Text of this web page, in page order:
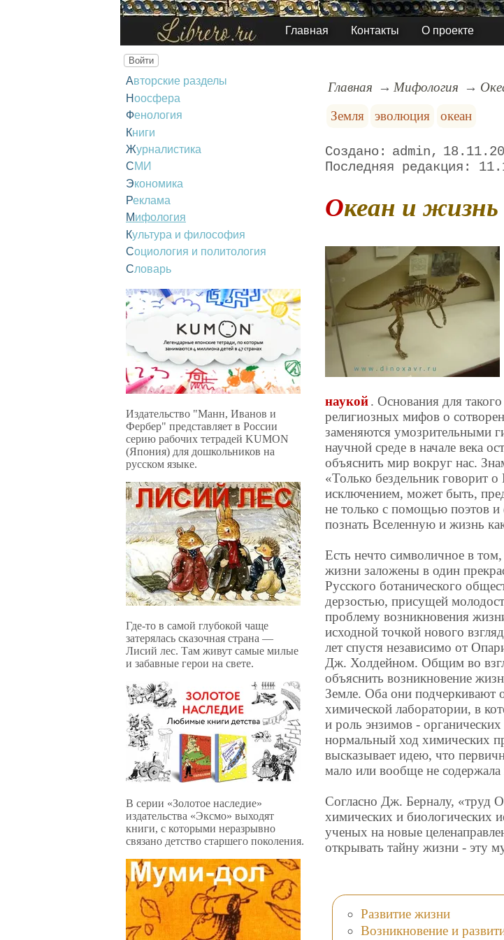
Главная Контакты О проекте
Войти
Авторские разделы
Ноосфера
Фенология
Книги
Журналистика
СМИ
Экономика
Реклама
Мифология
Культура и философия
Социология и политология
Словарь
Издательство "Манн, Иванов и
Фербер" представляет в России
серию рабочих тетрадей KUMON
(Япония) для дошкольников на
русском языке.
Где-то в самой глубокой чаще
затерялась сказочная страна —
Лисий лес. Там живут самые милые
и забавные герои на свете.
В серии «Золотое наследие»
издательства «Эксмо» выходят
книги, с которыми неразрывно
связано детство старшего поколения.
Главная Мифология
Земля
эволюция океан
admin
Океан и жизнь
наукой. Основания для
религиозных мифов о
заменяются умозрительными
научной среде в начале века
объяснить мир вокруг нас.
«Только бездельник говорит
исключением, может быть,
не только с помощью поэтов
познать Вселенную и жизнь
Есть нечто символичное в
жизни заложены в один
Русского ботанического
дерзостью, присущей
проблему возникновения
исходной точкой нового
лет спустя независимо от
Дж. Холдейном. Общим во
объяснить возникновение
Земле. Оба они подчеркивают
химической лаборатории, в
и роль энзимов -
нормальный ход химических
высказывает идею, что
мало или вообще не содержала
Согласно Дж. Берналу, «труд
химических и биологических
ученых на новые
открывать тайну жизни - эту
Развитие жизни
Возникновение и